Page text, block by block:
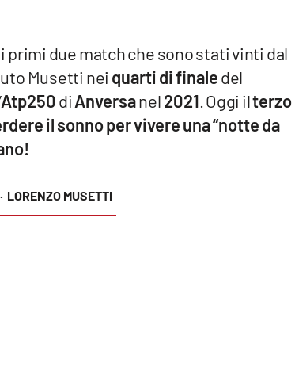
LORENZO MUSETTI
primi due match che sono stati vinti dal
Musetti nei quarti di finaledel
Atp250diAnversanel2021 . Oggi ilterzo
il sonno per vivere una “notte da